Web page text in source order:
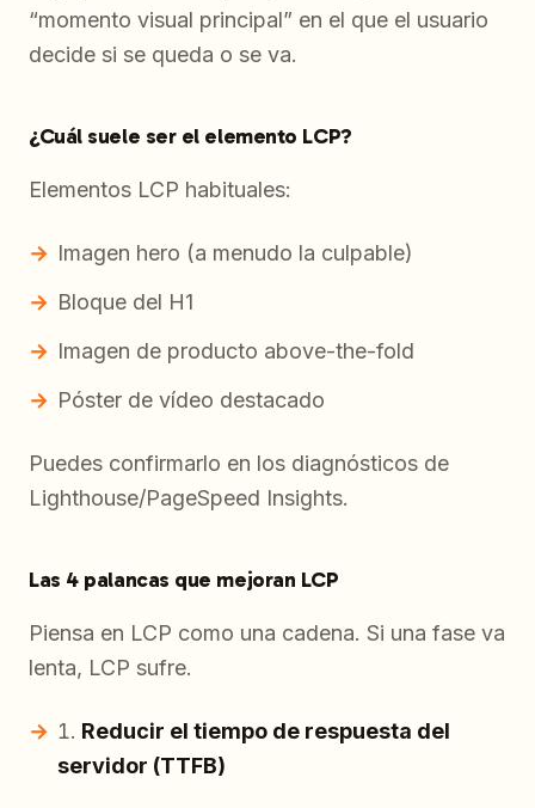
“momento visual principal” en el que el usuario
decide si se queda o se va.
¿Cuál suele ser el elemento LCP?
Elementos LCP habituales:
Imagen hero (a menudo la culpable)
Bloque del H1
Imagen de producto above-the-fold
Póster de vídeo destacado
Puedes confirmarlo en los diagnósticos de
Lighthouse/PageSpeed Insights.
Las 4 palancas que mejoran LCP
Piensa en LCP como una cadena. Si una fase va
lenta, LCP sufre.
Reducir el tiempo de respuesta del
servidor (TTFB)